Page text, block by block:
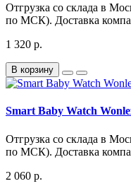
Отгрузка со склада в
по МСК). Доставка
1 320 р.
В корзину
Smart Baby Watch
Отгрузка со склада в
по МСК). Доставка
2 060 р.